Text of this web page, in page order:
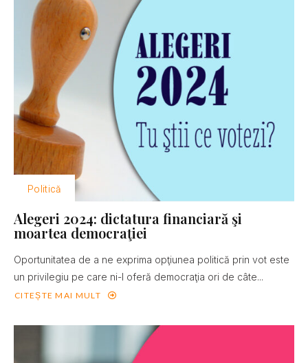
Politică
Alegeri 2024: dictatura financiară şi
moartea democraţiei
Oportunitatea de a ne exprima opţiunea politică prin vot este
un privilegiu pe care ni-l oferă democraţia ori de câte...
CITEȘTE MAI MULT